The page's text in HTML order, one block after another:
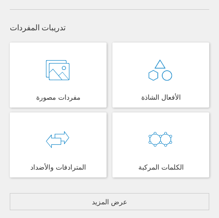
تدريبات المفردات
مفردات مصورة الأفعال الشاذة
المترادفات والأضداد الكلمات المركبة
عرض المزيد